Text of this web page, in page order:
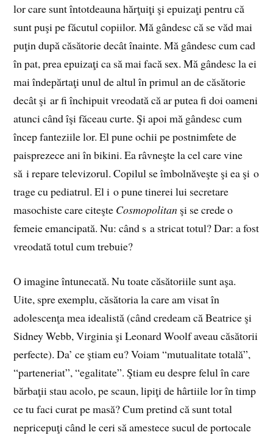
lor care sunt întotdeauna hărţuiţi şi epuizaţi pentru că
sunt puşi pe făcutul copiilor. Mă gândesc că se văd mai
puţin după căsătorie decât înainte. Mă gândesc cum cad
în pat, prea epuizaţi ca să mai facă sex. Mă gândesc la ei
mai îndepărtaţi unul de altul în primul an de căsătorie
decât şi ar fi închipuit vreodată că ar putea fi doi oameni
atunci când îşi făceau curte. Şi apoi mă gândesc cum
încep fanteziile lor. El pune ochii pe postnimfete de
paisprezece ani în bikini. Ea râvneşte la cel care vine
să i repare televizorul. Copilul se îmbolnăveşte şi ea şi o
trage cu pediatrul. El i o pune tinerei lui secretare
masochiste care citeşte Cosmopolitan şi se crede o
femeie emancipată. Nu: când s a stricat totul? Dar: a fost
vreodată totul cum trebuie?
O imagine întunecată. Nu toate căsătoriile sunt aşa.
Uite, spre exemplu, căsătoria la care am visat în
adolescenţa mea idealistă (când credeam că Beatrice şi
Sidney Webb, Virginia şi Leonard Woolf aveau căsătorii
perfecte). Da’ ce ştiam eu? Voiam “mutualitate totală”,
“parteneriat”, “egalitate”. Ştiam eu despre felul în care
bărbaţii stau acolo, pe scaun, lipiţi de hârtiile lor în timp
ce tu faci curat pe masă? Cum pretind că sunt total
nepricepuţi când le ceri să amestece sucul de portocale